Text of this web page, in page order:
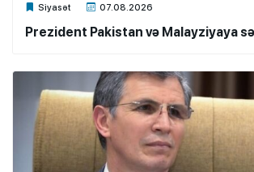
Siyasət 07.08.2026
Xalq.Online
Prezident Pakistan və Malayziyaya